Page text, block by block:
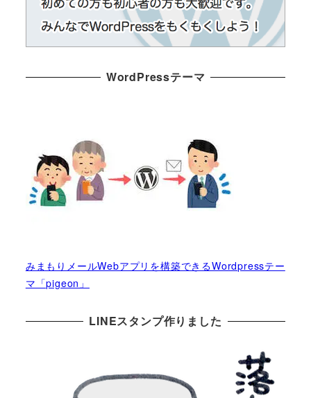
WordPressテーマ
みまもりメールWebアプリを構築できるWordpressテー
マ「pigeon」
LINEスタンプ作りました